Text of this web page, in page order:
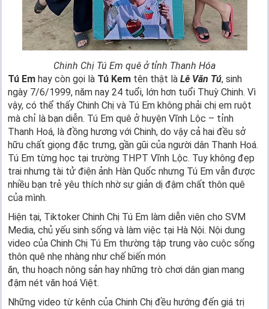
Chinh Chị Tú Em quê ở tỉnh Thanh Hóa
Tú Em hay còn gọi là Tú Kem tên thật là Lê Văn Tú, sinh
ngày 7/6/1999, năm nay 24 tuổi, lớn hơn tuổi Thuỳ Chinh. Vì
vậy, có thể thấy Chinh Chị và Tú Em không phải chị em ruột
mà chỉ là bạn diễn. Tú Em quê ở huyện Vĩnh Lộc – tỉnh
Thanh Hoá, là đồng hương với Chinh, do vậy cả hai đều sở
hữu chất giọng đặc trưng, gần gũi của người dân Thanh Hoá.
Tú Em từng học tại trường THPT Vĩnh Lộc. Tuy không đẹp
trai nhưng tài tử điện ảnh Hàn Quốc nhưng Tú Em vẫn được
nhiều bạn trẻ yêu thích nhờ sự giản dị đậm chất thôn quê
của mình.
Hiện tại, Tiktoker Chinh Chị Tú Em làm diễn viên cho SVM
Media, chủ yếu sinh sống và làm việc tại Hà Nội. Nội dung
video của Chinh Chị Tú Em thường tập trung vào cuộc sống
thôn quê nhẹ nhàng như chế biến món
ăn, thu hoạch nông sản hay những trò chơi dân gian mang
đậm nét văn hoá Việt.
Những video từ kênh của Chinh Chị đều hướng đến giá trị